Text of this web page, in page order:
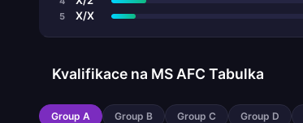
5 X/X
Kvalifikace na MS AFC Tabulka
Group A Group B Group C Group D